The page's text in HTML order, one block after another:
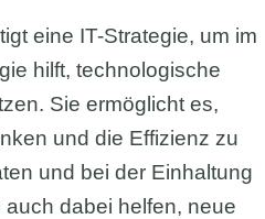
eine IT-Strategie, um im
hilft, technologische
Sie ermöglicht es,
und die Effizienz zu
und bei der Einhaltung
dabei helfen, neue